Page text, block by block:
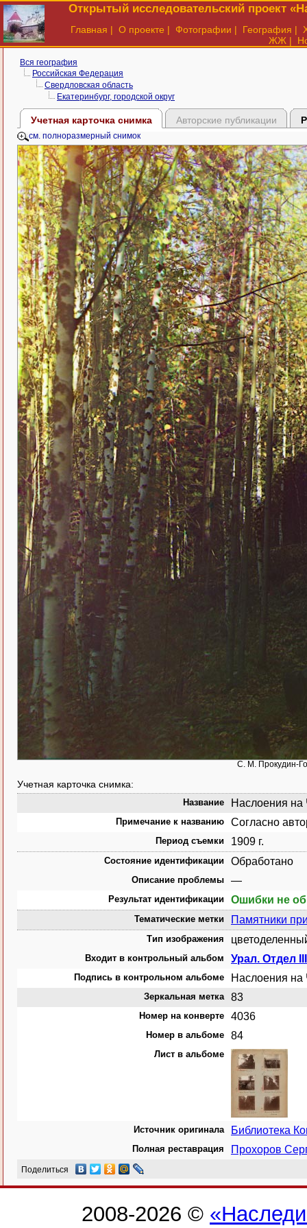
Открытый исследовательский проект
Главная | О проекте | Фотографии | География |
ЖЖ |
Вся география
Российская Федерация
Свердловская область
Екатеринбург, городской округ
Учетная карточка снимка Авторские публикации
см. полноразмерный снимок
С. М. Прокудин-
Учетная карточка снимка:
Название Наслоения на
Примечание к названию Согласно
Период съемки 1909 г.
Состояние идентификации Обработано
Описание проблемы —
Результат идентификации Ошибки не
Тематические метки Памятники
Тип изображения
Входит в контрольный альбом Урал. Отдел
Подпись в контрольном альбоме Наслоения
Зеркальная метка 83
Номер на конверте 4036
Номер в альбоме 84
Лист в альбоме
Источник оригинала Библиотека
Полная реставрация Прохоров
Поделиться
2008-2026 ©